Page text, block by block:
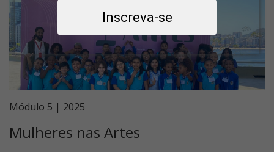
Inscreva-se
Módulo 5 | 2025
Mulheres nas Artes